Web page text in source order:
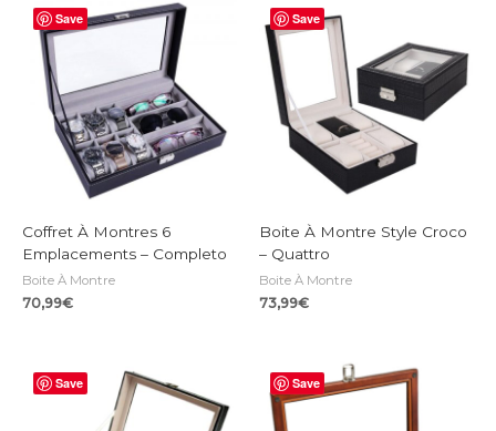
Save
Coffret À Montres 6
Emplacements – Completo
Boite À Montre
70,99€
Save
Boite À Montre Style Croco
– Quattro
Boite À Montre
73,99€
Save Save